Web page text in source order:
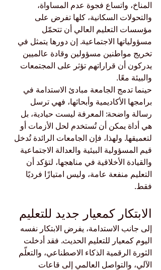
المناخ، واتساع فجوة عدم المساواة،
والتحولات السكانية، كلها تفرض على
مؤسسات التعليم العالي أن تتحمّل
مسؤولياتها الاجتماعية. إن دورها يتمثل في
تخريج مواطنين مسؤولين وقادة عالميين
يدركون أن قراراتهم تؤثر على المجتمعات
والبيئة معًا.
حينما تدمج الجامعة مبادئ الاستدامة في
برامجها الأكاديمية وأبحاثها، فهي ترسل
رسالة واضحة: المعرفة ليست حيادية، بل
هي أداة يمكن أن تُستخدم لحل الأزمات أو
لتعميقها. ولهذا، فإن الجامعات الرائدة تُدخل
قيم المسؤولية البيئية والعدالة الاجتماعية
والقيادة الأخلاقية في مناهجها، لتؤكد أن
التعليم منفعة عامة، وليس امتيازًا فرديًا
فقط.
الابتكار كمعيار جديد للتعليم
إلى جانب الاستدامة، يفرض الابتكار نفسه
اليوم كمعيار للتعليم الحديث. فقد أدخلت
الثورة الرقمية الذكاء الاصطناعي، والتعلّم
الآلي، والتواصل العالمي إلى قاعات